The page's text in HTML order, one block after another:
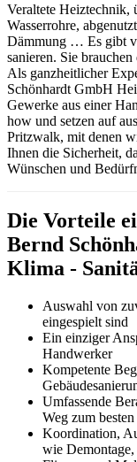
Veraltete Heiztechnik,
Wasserrohre,
Dämmung … Es gibt
sanieren. Sie
Als ganzheitlicher
Schönhardt GmbH
Gewerke aus einer
how und setzen auf
Pritzwalk, mit denen
Ihnen die Sicherheit,
Wünschen und
Die Vorteile
Bernd
Klima -
Auswahl von
eingespielt sind
Ein einziger
Handwerker
Kompetente
Umfassende
Weg zum
Koordination,
wie